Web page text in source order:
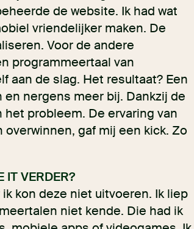
de website. Ik had wat
vriendelijker maken. De
Voor de andere
programmeertaal van
aan de slag. Het resultaat? Een
nergens meer bij. Dankzij de
probleem. De ervaring van
overwinnen, gaf mij een kick. Zo
IT VERDER?
kon deze niet uitvoeren. Ik liep
niet kende. Die had ik